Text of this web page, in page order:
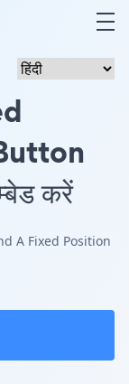
करें
A Fixed Position